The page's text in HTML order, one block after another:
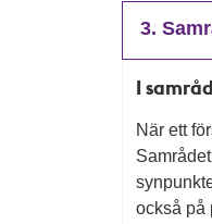
3.
I
När ett
också på